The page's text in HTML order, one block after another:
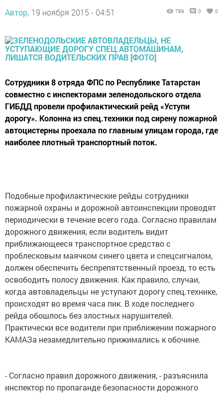
Автор, 19 ноября 2015 - 04:51 789 0 0
Сотрудники 8 отряда ФПС по Республике Татарстан
совместно с инспекторами зеленодольского отдела
ГИБДД провели профилактический рейд «Уступи
дорогу». Колонна из спец.техники под сирену пожарной
автоцистерны проехала по главным улицам города, где
наиболее плотный транспортный поток.
Подобные профилактические рейды сотрудники
пожарной охраны и дорожной автоинспекции проводят
периодически в течение всего года. Согласно правилам
дорожного движения, если водитель видит
приближающееся транспортное средство с
проблесковым маячком синего цвета и спецсигналом,
должен обеспечить беспрепятственный проезд, то есть
освободить полосу движения. Как правило, случаи,
когда автовладельцы не уступают дорогу спец.технике,
происходят во время часа пик. В ходе последнего
рейда обошлось без злостных нарушителей.
Практически все водители при приближении пожарного
КАМАЗа незамедлительно прижимались к обочине.
- Согласно правил дорожного движения, - разъяснила
инспектор по пропаганде безопасности дорожного